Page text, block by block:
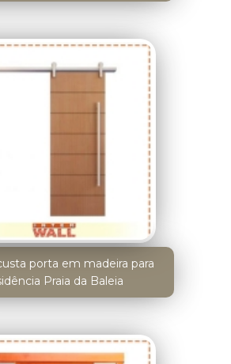
porta em madeira para
Praia da Baleia